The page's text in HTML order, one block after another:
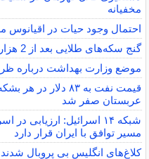
مخفیانه
احتمال وجود حیات در اقیانوس
گنج سکه‌های طلایی بعد از 2 هزارسال از دل یک مزرعه بیرون آمد
موضع وزارت بهداشت درباره
قیمت نفت به ۸۳
عربستان صفر شد
شبکه ۱۴ اسرائیل: ارزیابی
مسیر توافق با ایران قرار دارد
کلاغ‌های انگلیس بی پروبال شدند